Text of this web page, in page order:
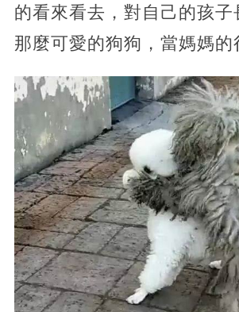
的看來看去，對自己的孩子
那麼可愛的狗狗，當媽媽的